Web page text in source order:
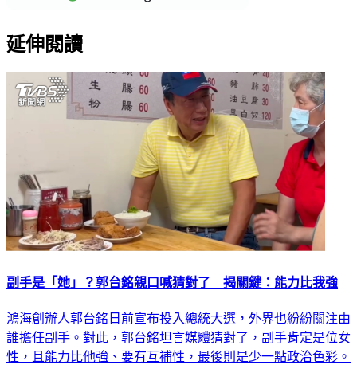
延伸閱讀
副手是「她」？郭台銘親口喊猜對了 揭關鍵：能力比我強
鴻海創辦人郭台銘日前宣布投入總統大選，外界也紛紛關注由
誰擔任副手。對此，郭台銘坦言媒體猜對了，副手肯定是位女
性，且能力比他強、要有互補性，最後則是少一點政治色彩。